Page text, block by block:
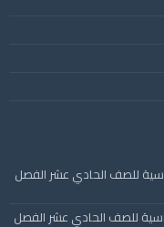
للصف الحادي عشر الفصل
للصف الحادي عشر الفصل